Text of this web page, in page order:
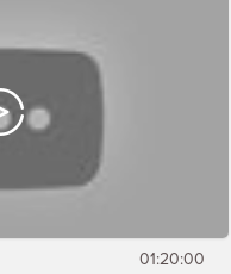
01:20:00